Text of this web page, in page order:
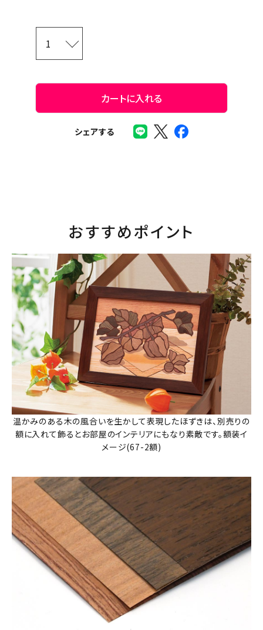
カートに入れる
シェアする
おすすめポイント
温かみのある木の風合いを生かして表現したほずきは、別売りの
額に入れて飾るとお部屋のインテリアにもなり素敵です。額装イ
メージ(67-2額)